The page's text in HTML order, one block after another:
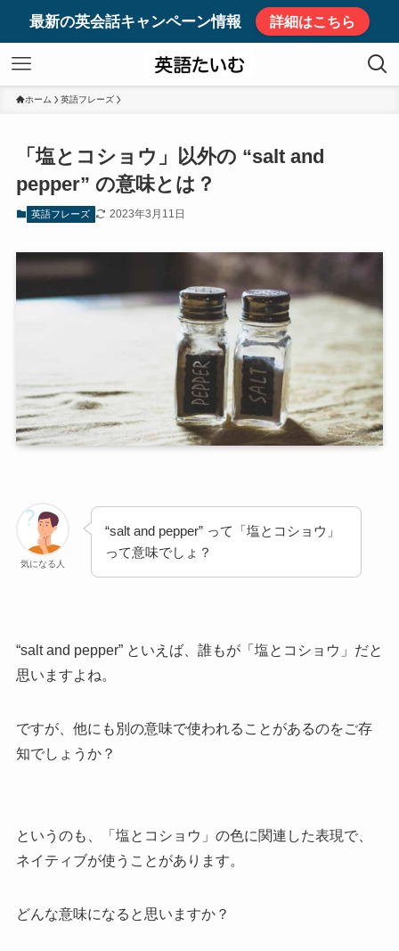
最新の英会話キャンペーン情報 詳細はこちら
ホーム 英語フレーズ
「塩とコショウ」以外の “salt and
pepper” の意味とは？
英語フレーズ 2023年3月11日
気になる人
“salt and pepper” って「塩とコショウ」
って意味でしょ？
“salt and pepper” といえば、誰もが「塩とコショウ」だと
思いますよね。
ですが、他にも別の意味で使われることがあるのをご存
知でしょうか？
というのも、「塩とコショウ」の色に関連した表現で、
ネイティブが使うことがあります。
どんな意味になると思いますか？